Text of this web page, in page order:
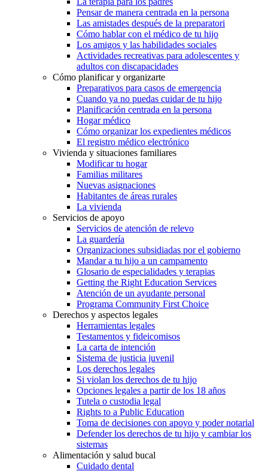
Pensar de manera centrada en la persona
Las amistades después de la preparatori
Cómo hablar con el médico de tu hijo
Los amigos y las habilidades sociales
Actividades recreativas para adolescentes y
adultos con discapacidades
Cómo planificar y organizarte
Preparativos para casos de emergencia
Cuando ya no puedas cuidar de tu hijo
Planificación centrada en la persona
Hogar médico
Cómo organizar los expedientes médicos
El registro médico electrónico
Vivienda y situaciones familiares
Modificar tu hogar
Familias militares
Nuevas asignaciones
Habitantes de áreas rurales
La vivienda
Servicios de apoyo
Servicios de atención de relevo
La guardería
Organizaciones subsidiadas por el gobierno
Mandar a tu hijo a un campamento
Glosario de especialidades y terapias
Getting the Right Education Services
Atención de un ayudante personal
Programa Community First Choice
Derechos y aspectos legales
Herramientas legales
Testamentos y fideicomisos
La carta de intención
Sistema de justicia juvenil
Los derechos legales
Si violan los derechos de tu hijo
Opciones legales a partir de los 18 años
Tutela o custodia legal
Rights to a Public Education
Toma de decisiones con apoyo y poder notarial
Defender los derechos de tu hijo y cambiar los
sistemas
Alimentación y salud bucal
Cuidado dental